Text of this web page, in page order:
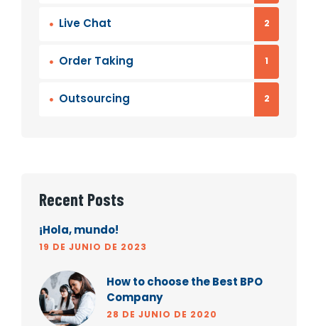
Live Chat 2
Order Taking 1
Outsourcing 2
Recent Posts
¡Hola, mundo!
19 DE JUNIO DE 2023
How to choose the Best BPO
Company
28 DE JUNIO DE 2020